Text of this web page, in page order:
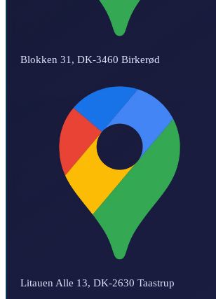
Blokken 31, DK-3460 Birkerød
Litauen Alle 13, DK-2630 Taastrup